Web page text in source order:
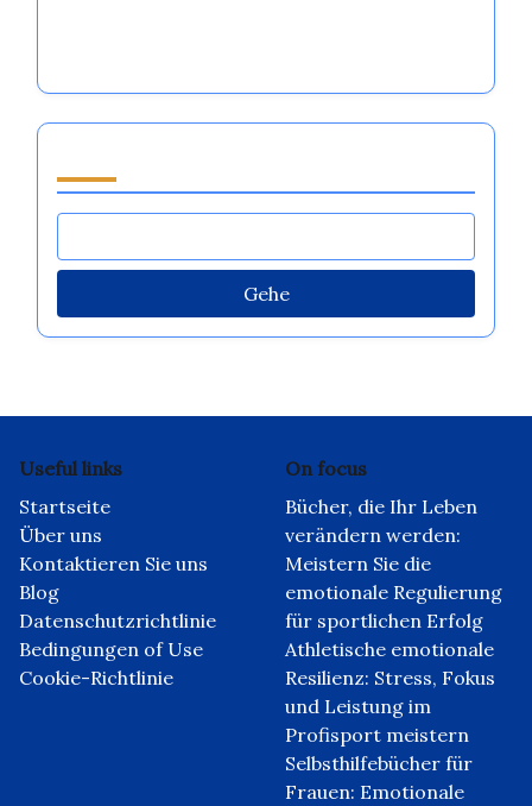
Gehe
Useful links
Startseite
Über uns
Kontaktieren Sie uns
Blog
Datenschutzrichtlinie
Bedingungen of Use
Cookie-Richtlinie
On focus
Bücher, die Ihr Leben
verändern werden:
Meistern Sie die
emotionale Regulierung
für sportlichen Erfolg
Athletische emotionale
Resilienz: Stress, Fokus
und Leistung im
Profisport meistern
Selbsthilfebücher für
Frauen: Emotionale